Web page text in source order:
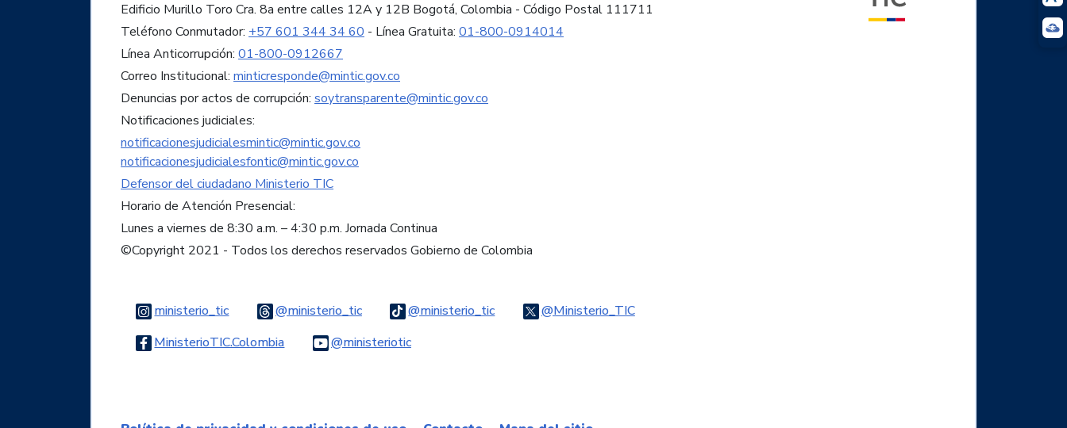
Edificio Murillo Toro Cra. 8a entre calles 12A y 12B Bogotá, Colombia - Código Postal 111711
Teléfono Conmutador: +57 601 344 34 60 - Línea Gratuita: 01-800-0914014
Línea Anticorrupción: 01-800-0912667
Correo Institucional: minticresponde@mintic.gov.co
Denuncias por actos de corrupción: soytransparente@mintic.gov.co
Notificaciones judiciales:
notificacionesjudicialesmintic@mintic.gov.co
notificacionesjudicialesfontic@mintic.gov.co
Defensor del ciudadano Ministerio TIC
Horario de Atención Presencial:
Lunes a viernes de 8:30 a.m. – 4:30 p.m. Jornada Continua
©Copyright 2021 - Todos los derechos reservados Gobierno de Colombia
ministerio_ticLogo Instagram@ministerio_ticLogo Threads@ministerio_ticLogo Tiktok@Ministerio_TICLogo Twitter
MinisterioTIC.ColombiaLogo Facebook@ministerioticLogo Youtube